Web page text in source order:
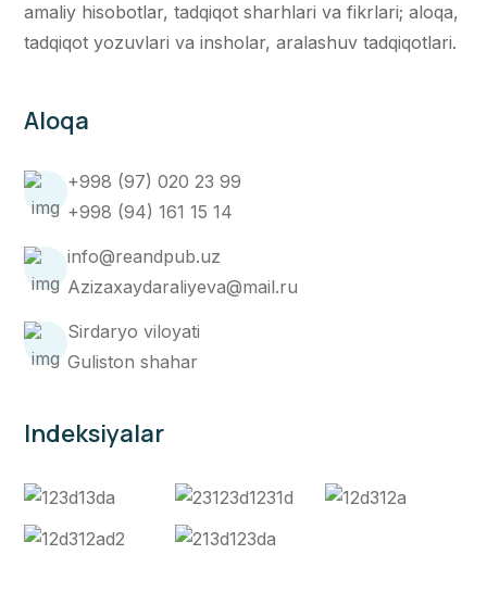
amaliy hisobotlar, tadqiqot sharhlari va fikrlari; aloqa,
tadqiqot yozuvlari va insholar, aralashuv tadqiqotlari.
Aloqa
+998 (97) 020 23 99
+998 (94) 161 15 14
info@reandpub.uz
Azizaxaydaraliyeva@mail.ru
Sirdaryo viloyati
Guliston shahar
Indeksiyalar